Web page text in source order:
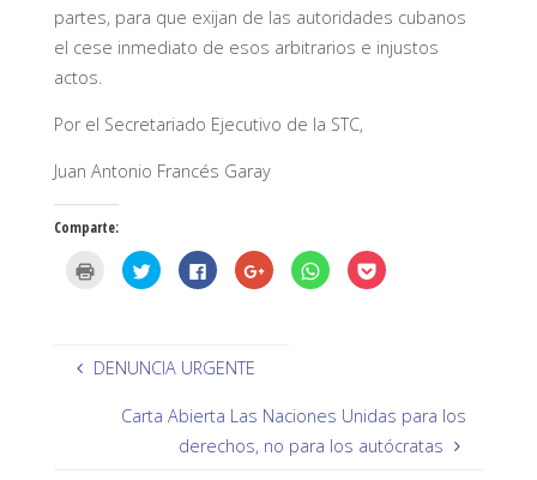
partes, para que exijan de las autoridades cubanos
el cese inmediato de esos arbitrarios e injustos
actos.
Por el Secretariado Ejecutivo de la STC,
Juan Antonio Francés Garay
Comparte:
p
a
H
a
p
a
a
c
H
a
p
a
a
c
o
m
H
a
a
c
o
m
H
a
a
c
o
m
H
a
a
c
o
m
DENUNCIA URGENTE
Carta Abierta Las Naciones Unidas para los
derechos, no para los autócratas